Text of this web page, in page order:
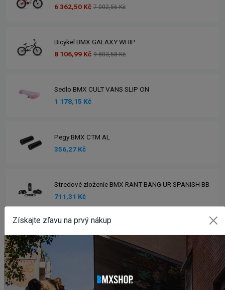
6 362,50 Kč 7 002,56 Kč
Bicykel BMX GALAXY WHIP
8 106,99 Kč 9 803,58 Kč
Sedlo BMX CULT VANS SLIP ON
1 178,15 Kč
Pegy BMX CTM AL
356,27 Kč
Stredové zloženie BMX RANT BANG UR SPANISH BB
711,31 Kč
Zobraziť viac produktov
INSTAGRAM#BMXSHOPSK
Získajte zľavu na prvý nákup